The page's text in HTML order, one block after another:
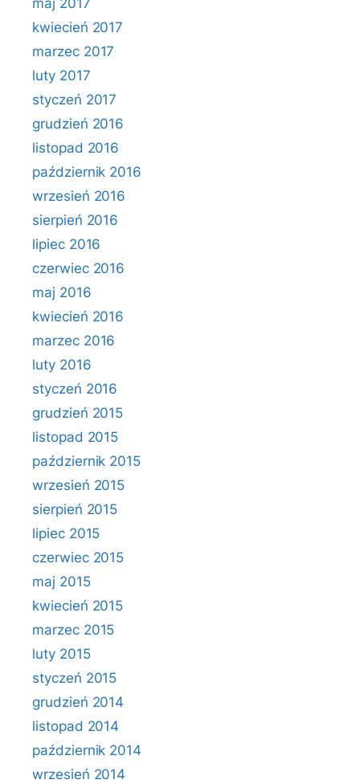
maj 2017
kwiecień 2017
marzec 2017
luty 2017
styczeń 2017
grudzień 2016
listopad 2016
październik 2016
wrzesień 2016
sierpień 2016
lipiec 2016
czerwiec 2016
maj 2016
kwiecień 2016
marzec 2016
luty 2016
styczeń 2016
grudzień 2015
listopad 2015
październik 2015
wrzesień 2015
sierpień 2015
lipiec 2015
czerwiec 2015
maj 2015
kwiecień 2015
marzec 2015
luty 2015
styczeń 2015
grudzień 2014
listopad 2014
październik 2014
wrzesień 2014